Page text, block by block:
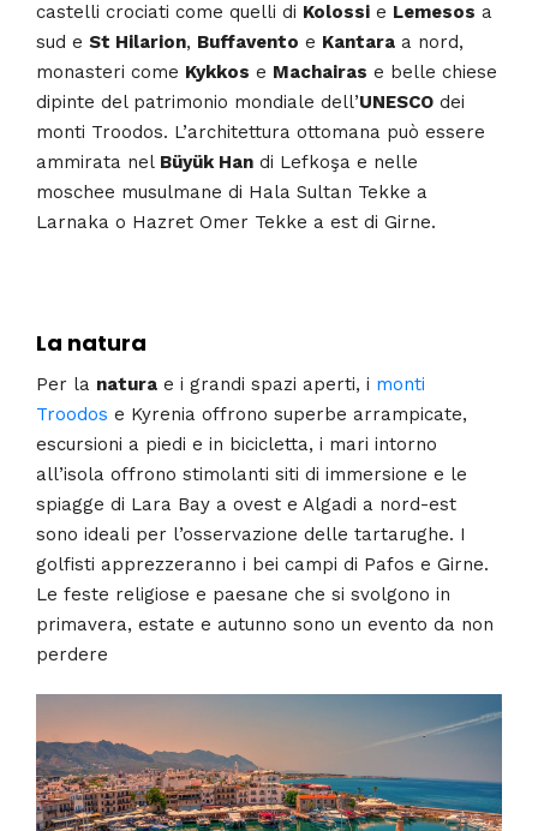
castelli crociati come quelli di Kolossi e Lemesos a
sud e St Hilarion, Buffavento e Kantara a nord,
monasteri come Kykkos e Machairas e belle chiese
dipinte del patrimonio mondiale dell’UNESCO dei
monti Troodos. L’architettura ottomana può essere
ammirata nel Büyük Han di Lefkoşa e nelle
moschee musulmane di Hala Sultan Tekke a
Larnaka o Hazret Omer Tekke a est di Girne.
La natura
Per la natura e i grandi spazi aperti, i monti
Troodos e Kyrenia offrono superbe arrampicate,
escursioni a piedi e in bicicletta, i mari intorno
all’isola offrono stimolanti siti di immersione e le
spiagge di Lara Bay a ovest e Algadi a nord-est
sono ideali per l’osservazione delle tartarughe. I
golfisti apprezzeranno i bei campi di Pafos e Girne.
Le feste religiose e paesane che si svolgono in
primavera, estate e autunno sono un evento da non
perdere